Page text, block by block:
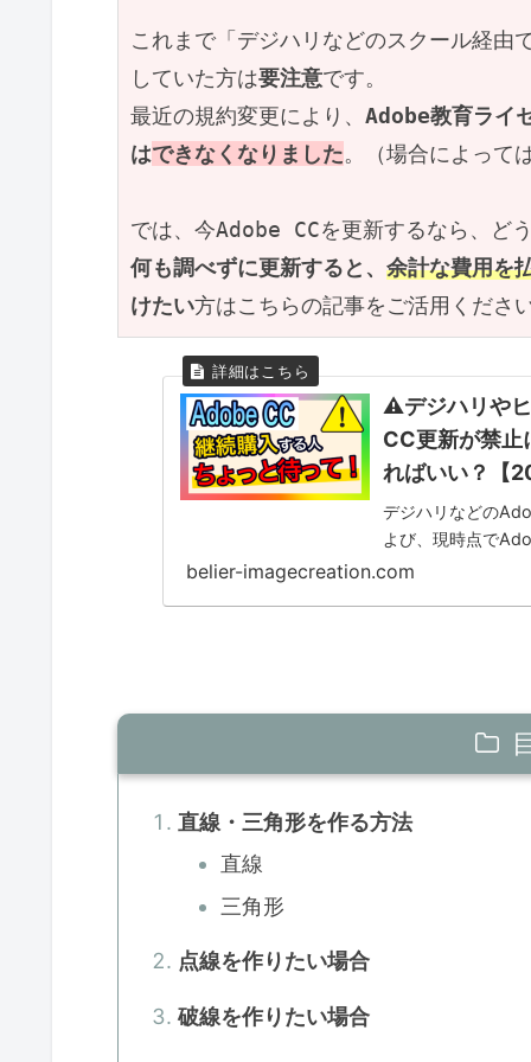
これまで「デジハリなどのスクール経
していた方は要注意です。
最近の規約変更により、 Adobe教育ライ
はできなくなりました。（場合によって
では、今Adobe CCを更新するなら、ど
何も調べずに更新すると、 余計な費用を
けたい方はこちらの記事をご活用くださ
⚠デジハリや
CC更新が禁止
ればいい？【
デジハリなどの
よび、現時点で
belier-imagecreation.com
直線・三角形を作る方法
直線
三角形
点線を作りたい場合
破線を作りたい場合